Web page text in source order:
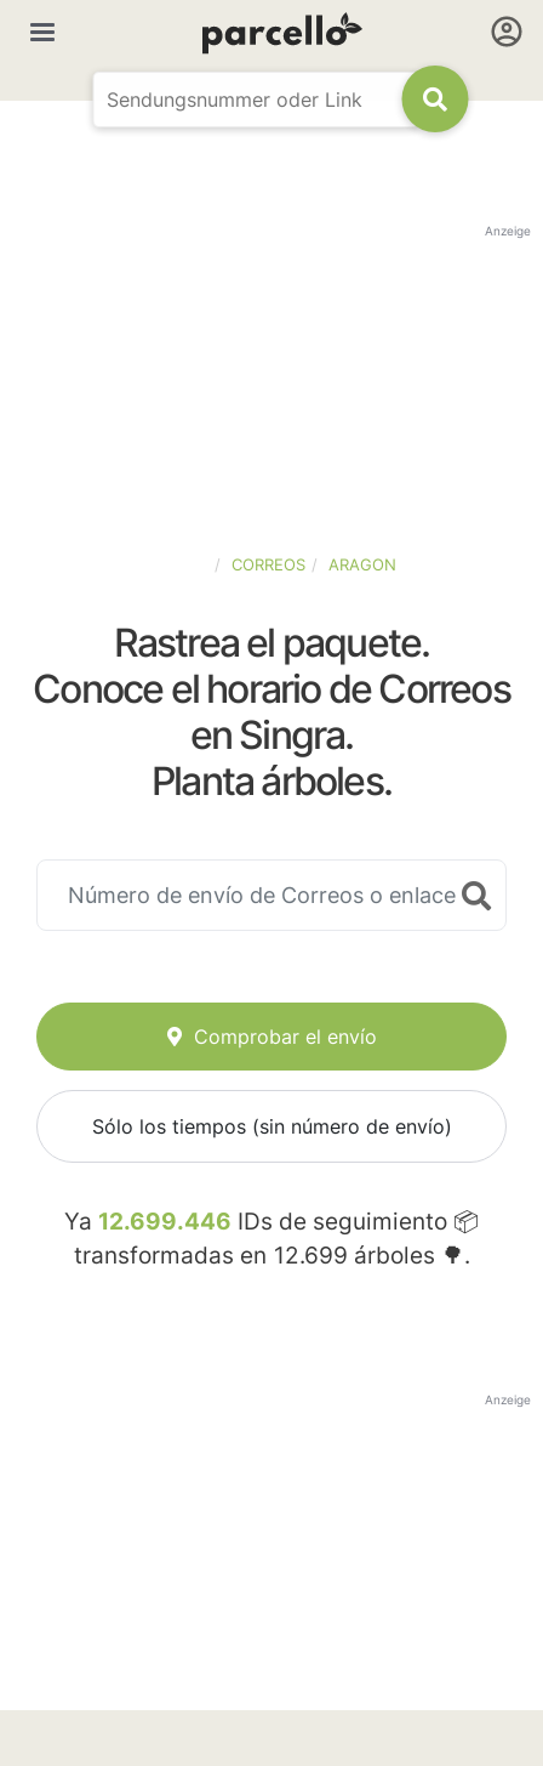
Anzeige
CORREOS ARAGON
Rastrea el paquete.
Conoce el horario de Correos
en Singra.
Planta árboles.
Comprobar el envío
Sólo los tiempos (sin número de envío)
Ya 12.699.446 IDs de seguimiento 📦
transformadas en 12.699 árboles 🌳.
Anzeige